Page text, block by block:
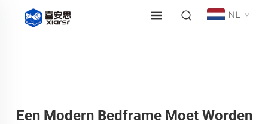
NL
Een Modern Bedframe Moet Worden